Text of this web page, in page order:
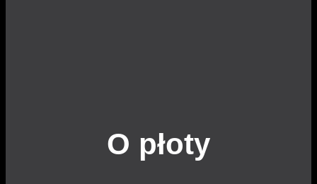
O płoty